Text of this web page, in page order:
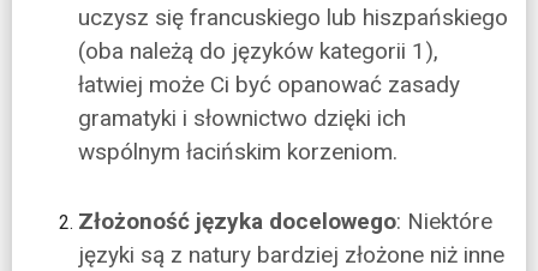
uczysz się francuskiego lub hiszpańskiego
(oba należą do języków kategorii 1),
łatwiej może Ci być opanować zasady
gramatyki i słownictwo dzięki ich
wspólnym łacińskim korzeniom.
Złożoność języka docelowego: Niektóre
języki są z natury bardziej złożone niż inne